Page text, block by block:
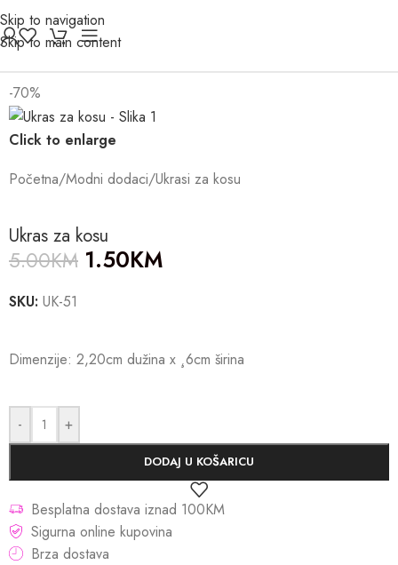
Skip to navigation
Skip to main content
-70%
Click to enlarge
Početna/Modni dodaci/Ukrasi za kosu
Ukras za kosu
5.00KM 1.50KM
SKU: UK-51
Dimenzije: 2,20cm dužina x ¸6cm širina
- +
DODAJ U KOŠARICU
Besplatna dostava iznad 100KM
Sigurna online kupovina
Brza dostava